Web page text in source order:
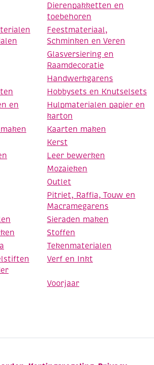
Dierenpakketten en
toebehoren
Feestmateriaal,
Schminken en Veren
Glasversiering en
Raamdecoratie
Handwerkgarens
Hobbysets en Knutselsets
en
Hulpmaterialen papier en
karton
Kaarten maken
Kerst
Leer bewerken
Mozaieken
Outlet
Pitriet, Raffia, Touw en
Macramegarens
Sieraden maken
Stoffen
Tekenmaterialen
Verf en Inkt
Voorjaar